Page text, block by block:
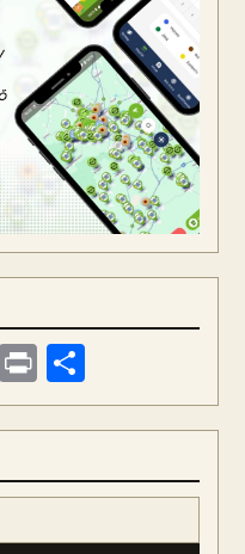
Email
Print
meg